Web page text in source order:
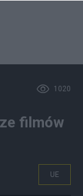
1020
filmów
UE